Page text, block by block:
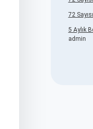
72
5 Aylık
admin